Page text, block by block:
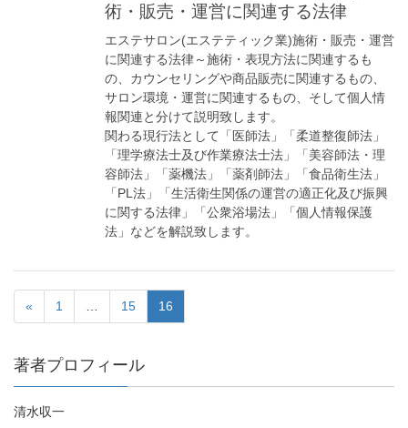
術・販売・運営に関連する法律
エステサロン(エステティック業)施術・販売・運営
に関連する法律～施術・表現方法に関連するも
の、カウンセリングや商品販売に関連するもの、
サロン環境・運営に関連するもの、そして個人情
報関連と分けて説明致します。
関わる現行法として「医師法」「柔道整復師法」
「理学療法士及び作業療法士法」「美容師法・理
容師法」「薬機法」「薬剤師法」「食品衛生法」
「PL法」「生活衛生関係の運営の適正化及び振興
に関する法律」「公衆浴場法」「個人情報保護
法」などを解説致します。
« 1 15 16
著者プロフィール
清水収一